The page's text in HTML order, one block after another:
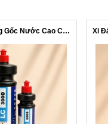
Xi Đánh Bóng Gốc Nước Cao Cấp #NK3000